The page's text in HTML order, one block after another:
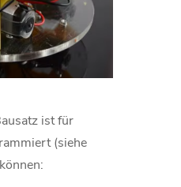
ist für
(siehe